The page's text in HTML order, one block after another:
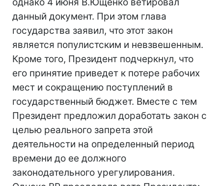
данный документ. При этом глава
государства заявил, что этот закон
является популистским и невзвешенным.
Кроме того, Президент подчеркнул, что
его принятие приведет к потере рабочих
мест и сокращению поступлений в
государственный бюджет. Вместе с тем
Президент предложил доработать закон с
целью реального запрета этой
деятельности на определенный период
времени до ее должного
законодательного урегулирования.